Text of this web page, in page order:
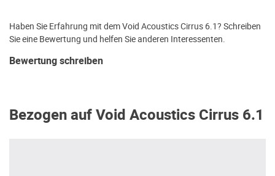
Haben Sie Erfahrung mit dem Void Acoustics Cirrus 6.1? Schreiben
Sie eine Bewertung und helfen Sie anderen Interessenten.
Bewertung schreiben
Bezogen auf Void Acoustics Cirrus 6.1